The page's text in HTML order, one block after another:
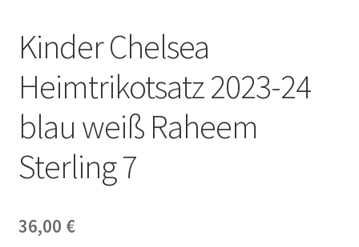
Kinder Chelsea
Heimtrikotsatz 2023-24
blau weiß Raheem
Sterling 7
36,00 €